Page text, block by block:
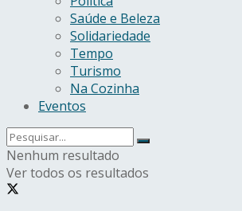
Saúde e Beleza
Solidariedade
Tempo
Turismo
Na Cozinha
Eventos
Nenhum resultado
Ver todos os resultados